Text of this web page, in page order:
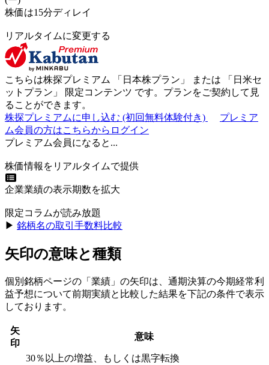
株価は15分ディレイ
リアルタイムに変更する
こちらは株探プレミアム 「 日本株プラン 」 または 「 日米セ
ットプラン 」 限定コンテンツ です。プランをご契約して見
ることができます。
株探プレミアムに申し込む (初回無料体験付き)
プレミア
ム会員の方はこちらからログイン
プレミアム会員になると...
株価情報をリアルタイムで提供
企業業績の表示期数を拡大
限定コラムが読み放題
▶︎ 銘柄名の取引手数料比較
矢印の意味と種類
個別銘柄ページの「業績」の矢印は、通期決算の今期経常利
益予想について前期実績と比較した結果を下記の条件で表示
しております。
矢
印
意味
30％以上の増益、もしくは黒字転換